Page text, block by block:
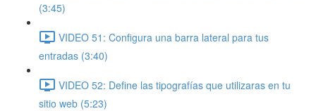
(3:45)
VIDEO 51: Configura una barra lateral para tus
entradas (3:40)
VIDEO 52: Define las tipografías que utilizaras en tu
sitio web (5:23)